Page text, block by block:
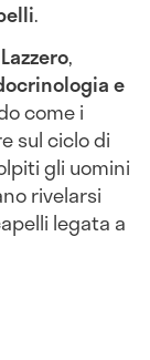
.
,
e
come i
sul ciclo di
gli uomini
rivelarsi
legata a